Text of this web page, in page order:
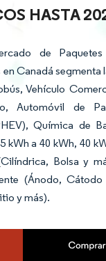
HASTA
de
Canadá
Vehículo
Automóvil de
Química de
kWh a 40 kWh, 40
Bolsa y
(Ánodo,
y más).